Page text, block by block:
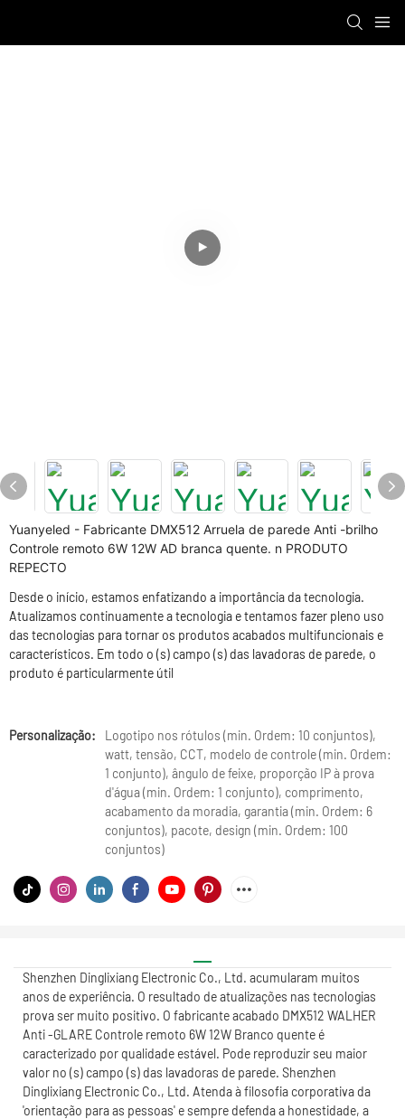
Yuanyeled - Fabricante DMX512 Arruela de parede Anti -brilho
Controle remoto 6W 12W AD branca quente. n PRODUTO
REPECTO
Desde o início, estamos enfatizando a importância da tecnologia.
Atualizamos continuamente a tecnologia e tentamos fazer pleno uso
das tecnologias para tornar os produtos acabados multifuncionais e
característicos. Em todo o (s) campo (s) das lavadoras de parede, o
produto é particularmente útil
Personalização:
Logotipo nos rótulos (min. Ordem: 10 conjuntos),
watt, tensão, CCT, modelo de controle (min. Ordem:
1 conjunto), ângulo de feixe, proporção IP à prova
d'água (min. Ordem: 1 conjunto), comprimento,
acabamento da moradia, garantia (min. Ordem: 6
conjuntos), pacote, design (min. Ordem: 100
conjuntos)
Shenzhen Dinglixiang Electronic Co., Ltd. acumularam muitos
anos de experiência. O resultado de atualizações nas tecnologias
prova ser muito positivo. O fabricante acabado DMX512 WALHER
Anti -GLARE Controle remoto 6W 12W Branco quente é
caracterizado por qualidade estável. Pode reproduzir seu maior
valor no (s) campo (s) das lavadoras de parede. Shenzhen
Dinglixiang Electronic Co., Ltd. Atenda à filosofia corporativa da
'orientação para as pessoas' e sempre defenda a honestidade, a